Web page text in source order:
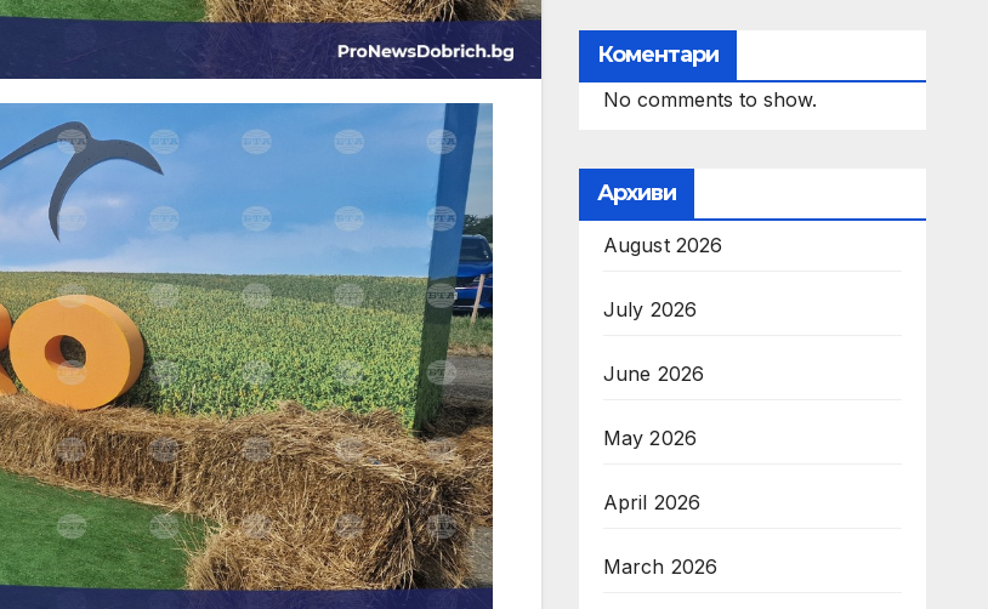
Коментари
No comments to show.
Архиви
August 2026
July 2026
June 2026
May 2026
April 2026
March 2026